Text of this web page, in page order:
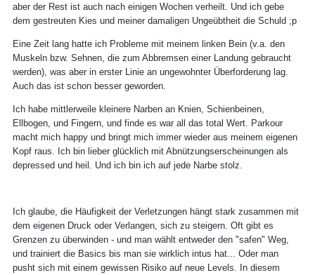
aber der Rest ist auch nach einigen Wochen verheilt. Und ich gebe
dem gestreuten Kies und meiner damaligen Ungeübtheit die Schuld ;p
Eine Zeit lang hatte ich Probleme mit meinem linken Bein (v.a. den
Muskeln bzw. Sehnen, die zum Abbremsen einer Landung gebraucht
werden), was aber in erster Linie an ungewohnter Überforderung lag.
Auch das ist schon besser geworden.
Ich habe mittlerweile kleinere Narben an Knien, Schienbeinen,
Ellbogen, und Fingern, und finde es war all das total Wert. Parkour
macht mich happy und bringt mich immer wieder aus meinem eigenen
Kopf raus. Ich bin lieber glücklich mit Abnützungserscheinungen als
depressed und heil. Und ich bin ich auf jede Narbe stolz.
Ich glaube, die Häufigkeit der Verletzungen hängt stark zusammen mit
dem eigenen Druck oder Verlangen, sich zu steigern. Oft gibt es
Grenzen zu überwinden - und man wählt entweder den "safen" Weg,
und trainiert die Basics bis man sie wirklich intus hat... Oder man
pusht sich mit einem gewissen Risiko auf neue Levels. In diesem